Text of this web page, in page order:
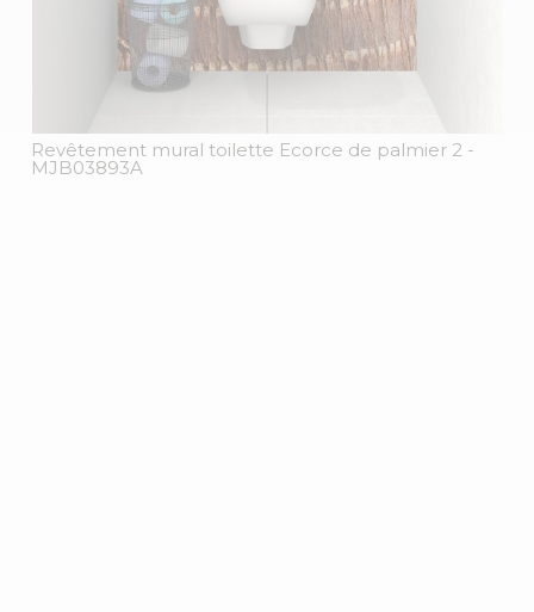
Revêtement mural toilette Ecorce de palmier 2 -
MJB03893A